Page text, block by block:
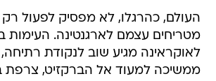
העולם, כהרגלו, לא מפסיק לפעול רק
מטריחים עצמם לארגנטינה. העימות
לאוקראינה מגיע שוב לנקודת רתיחה,
ממשיכה למעוד אל הברקזיט, צרפת